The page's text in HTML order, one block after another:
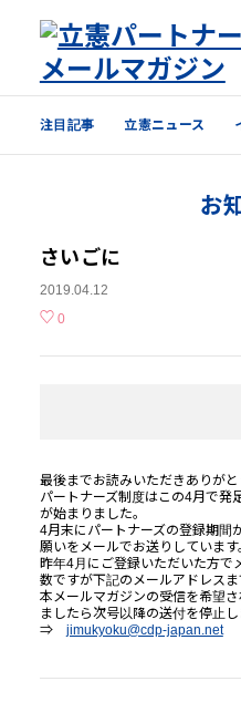
イベント
立憲議員のオススメ
注目記事 立憲ニュース
お
さいごに
2019.04.12
0
最後までお読みいただきありがと
パートナーズ制度はこの4月で発
が始まりました。
4月末に パートナーズの登録期間
願いを メールでお送りしています
昨年4月にご登録いただいた方で
数ですが下記の メールアドレスま
本 メールマガジンの受信を希望
ましたら次号以降の送付を停止し
⇒ jimukyoku@cdp-japan.net